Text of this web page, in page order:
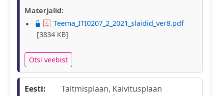
Materjalid:
Teema_ITI0207_2_2021_slaidid_ver8.pdf
[3834 KB]
Otsi veebist
Eesti:
Täitmisplaan, Käivitusplaan